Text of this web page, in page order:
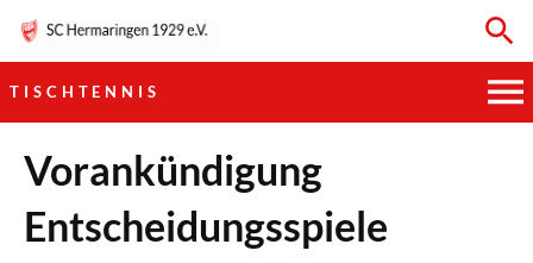
TISCHTENNIS
HAUPTVEREIN
SPORTKEGELN
Vorankündigung
Entscheidungsspiele